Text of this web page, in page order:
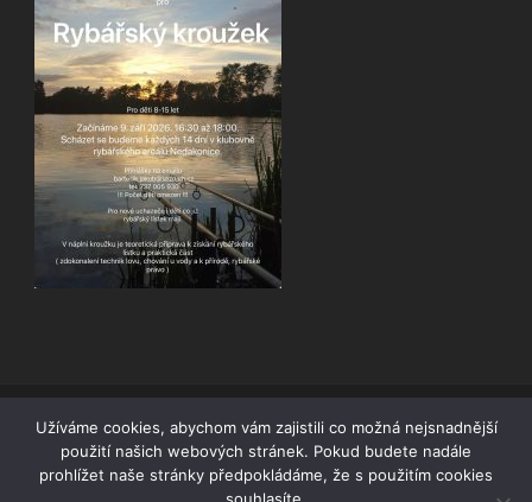
Užíváme cookies, abychom vám zajistili co možná nejsnadnější
použití našich webových stránek. Pokud budete nadále
prohlížet naše stránky předpokládáme, že s použitím cookies